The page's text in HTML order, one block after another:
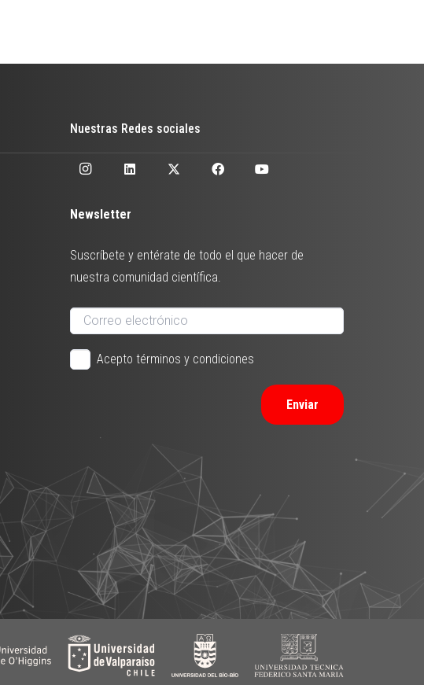
Nuestras Redes sociales
Newsletter
Suscríbete y entérate de todo el que hacer de
nuestra comunidad científica.
Acepto términos y condiciones
Enviar